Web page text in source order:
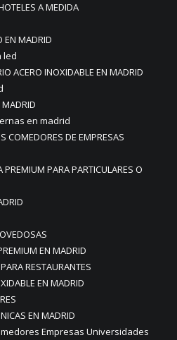
A MEDIDA
EN MADRID
led
ACERO INOXIDABLE EN MADRID
en madrid
COMEDORES DE EMPRESAS
PARA PARTICULARES O
EN MADRID
RESTAURANTES
EN MADRID
EN MADRID
Empresas Universidades